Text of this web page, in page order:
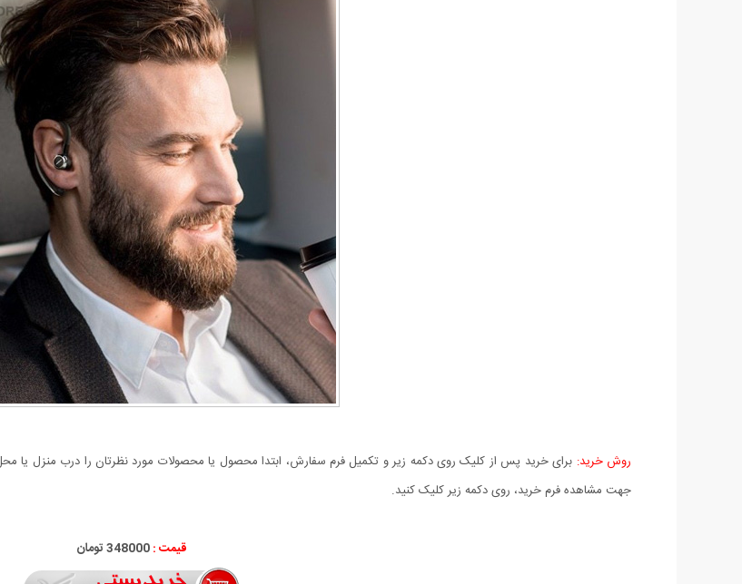
روش خرید: برای خرید پس از کلیک روی دکمه زیر و تکمیل فرم سفارش، ابتدا محصول یا محصولات مورد نظرتان را درب منزل یا
جهت مشاهده فرم خرید، روی دکمه زیر کلیک کنید.
قیمت :348000 تومان